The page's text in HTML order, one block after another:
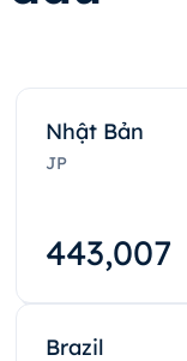
Nhật Bản
JP
443,008
Brazil